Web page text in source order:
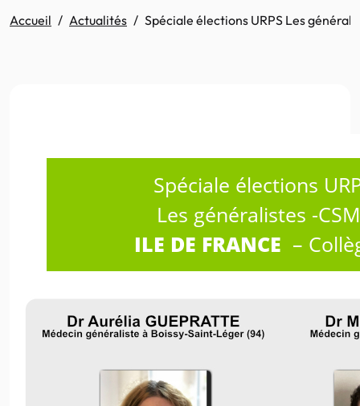
Accueil Actualités Spéciale élections URPS Les
Spéciale élections
Les généralistes -
ILE DE FRANCE –